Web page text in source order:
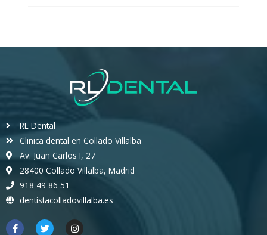
RL Dental
Clinica dental en Collado Villalba
Av. Juan Carlos I, 27
28400 Collado Villalba, Madrid
918 49 86 51
dentistacolladovillalba.es